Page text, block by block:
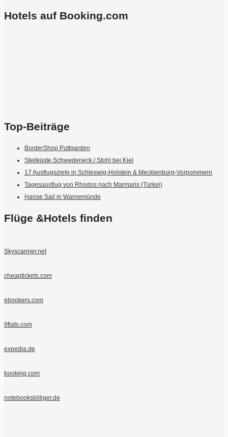
Hotels auf Booking.com
Top-Beiträge
BorderShop Puttgarden
Steilküste Schwedeneck / Stohl bei Kiel
17 Ausflugsziele in Schleswig-Holstein & Mecklenburg-Vorpommern
Tagesausflug von Rhodos nach Marmaris (Türkei)
Hanse Sail in Warnemünde
Flüge &Hotels finden
Skyscanner.net
cheaptickets.com
ebookers.com
9flats.com
expedia.de
booking.com
notebooksbilliger.de